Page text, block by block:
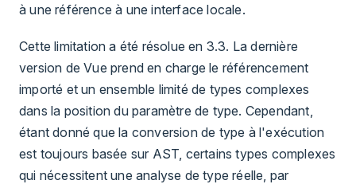
à une référence à une interface locale.
Cette limitation a été résolue en 3.3. La dernière
version de Vue prend en charge le référencement
importé et un ensemble limité de types complexes
dans la position du paramètre de type. Cependant,
étant donné que la conversion de type à l'exécution
est toujours basée sur AST, certains types complexes
qui nécessitent une analyse de type réelle, par